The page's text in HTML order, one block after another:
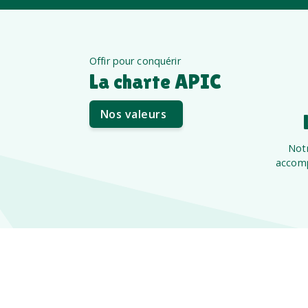
Offir pour conquérir
La charte APIC
Nos valeurs